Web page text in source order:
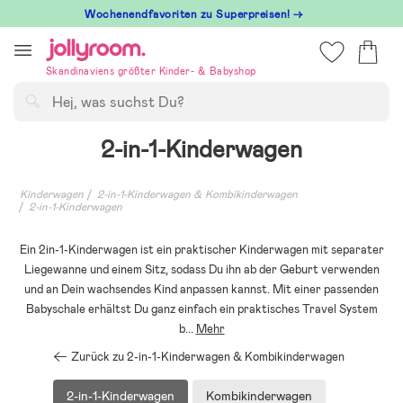
till
innehållet
Wochenendfavoriten zu Superpreisen! →
Skandinaviens größter Kinder- & Babyshop
2-in-1-Kinderwagen
Kinderwagen
2-in-1-Kinderwagen & Kombikinderwagen
2-in-1-Kinderwagen
Ein 2in-1-Kinderwagen ist ein praktischer Kinderwagen mit separater
Liegewanne und einem Sitz, sodass Du ihn ab der Geburt verwenden
und an Dein wachsendes Kind anpassen kannst. Mit einer passenden
Babyschale erhältst Du ganz einfach ein praktisches Travel System
b... Mehr
Zurück zu 2-in-1-Kinderwagen & Kombikinderwagen
2-in-1-Kinderwagen Kombikinderwagen